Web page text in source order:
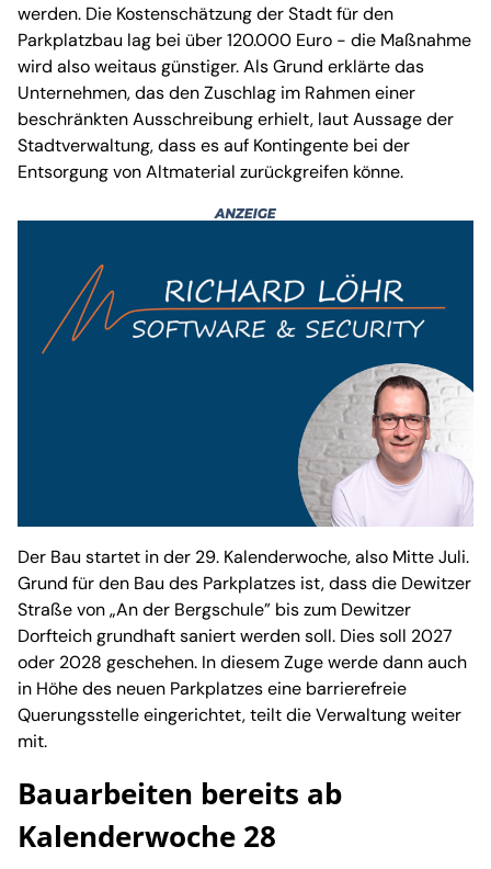
werden. Die Kostenschätzung der Stadt für den
Parkplatzbau lag bei über 120.000 Euro - die Maßnahme
wird also weitaus günstiger. Als Grund erklärte das
Unternehmen, das den Zuschlag im Rahmen einer
beschränkten Ausschreibung erhielt, laut Aussage der
Stadtverwaltung, dass es auf Kontingente bei der
Entsorgung von Altmaterial zurückgreifen könne.
Der Bau startet in der 29. Kalenderwoche, also Mitte Juli.
Grund für den Bau des Parkplatzes ist, dass die Dewitzer
Straße von „An der Bergschule” bis zum Dewitzer
Dorfteich grundhaft saniert werden soll. Dies soll 2027
oder 2028 geschehen. In diesem Zuge werde dann auch
in Höhe des neuen Parkplatzes eine barrierefreie
Querungsstelle eingerichtet, teilt die Verwaltung weiter
mit.
Bauarbeiten bereits ab
Kalenderwoche 28